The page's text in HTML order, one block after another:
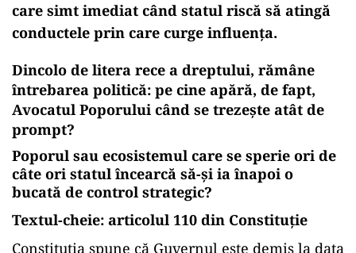
care simt imediat când statul riscă să atingă
conductele prin care curge influența.
Dincolo de litera rece a dreptului, rămâne
întrebarea politică: pe cine apără, de fapt,
Avocatul Poporului când se trezește atât de
prompt?
Poporul sau ecosistemul care se sperie ori de
câte ori statul încearcă să-și ia înapoi o
bucată de control strategic?
Textul-cheie: articolul 110 din Constituție
Constituția spune că Guvernul este demis la data